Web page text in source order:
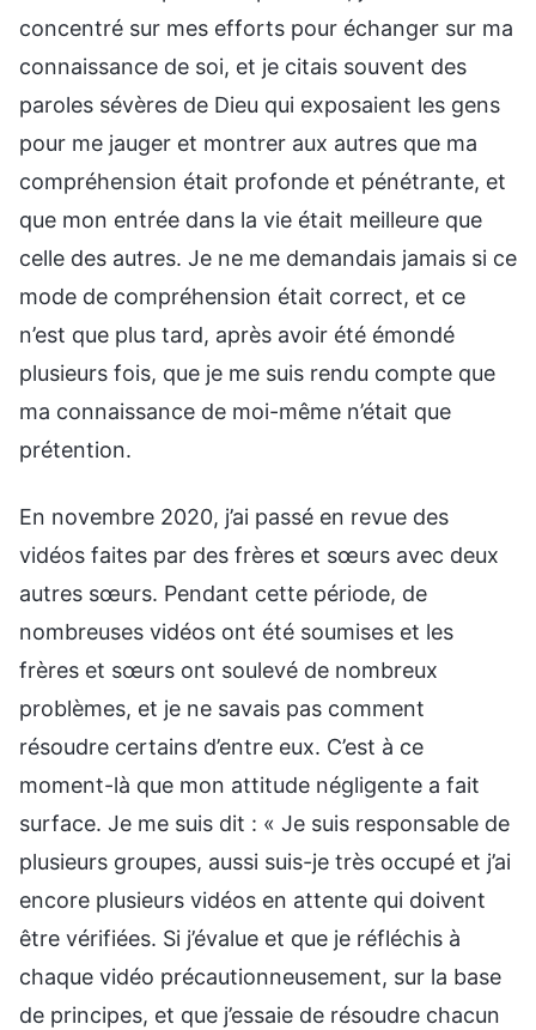
concentré sur mes efforts pour échanger sur ma
connaissance de soi, et je citais souvent des
paroles sévères de Dieu qui exposaient les gens
pour me jauger et montrer aux autres que ma
compréhension était profonde et pénétrante, et
que mon entrée dans la vie était meilleure que
celle des autres. Je ne me demandais jamais si ce
mode de compréhension était correct, et ce
n’est que plus tard, après avoir été émondé
plusieurs fois, que je me suis rendu compte que
ma connaissance de moi-même n’était que
prétention.
En novembre 2020, j’ai passé en revue des
vidéos faites par des frères et sœurs avec deux
autres sœurs. Pendant cette période, de
nombreuses vidéos ont été soumises et les
frères et sœurs ont soulevé de nombreux
problèmes, et je ne savais pas comment
résoudre certains d’entre eux. C’est à ce
moment-là que mon attitude négligente a fait
surface. Je me suis dit : « Je suis responsable de
plusieurs groupes, aussi suis-je très occupé et j’ai
encore plusieurs vidéos en attente qui doivent
être vérifiées. Si j’évalue et que je réfléchis à
chaque vidéo précautionneusement, sur la base
de principes, et que j’essaie de résoudre chacun